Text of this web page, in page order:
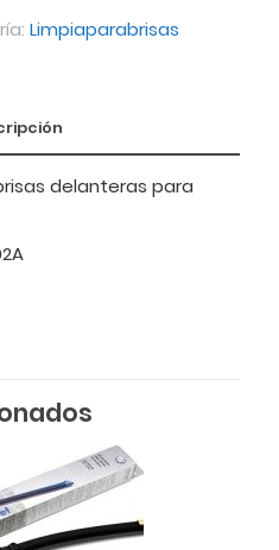
Limpiaparabrisas
delanteras para